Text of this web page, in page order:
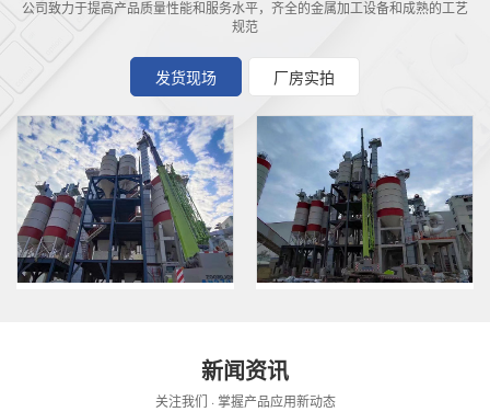
公司致力于提高产品质量性能和服务水平，齐全的金属加工设备和成熟的工艺
规范
发货现场 厂房实拍
新闻资讯
关注我们 · 掌握产品应用新动态